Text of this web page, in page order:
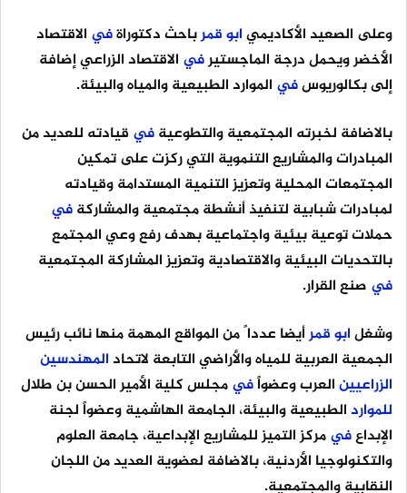
وعلى الصعيد الأكاديميابوقمرباحث دكتوراةفي الاقتصاد
الأخضر ويحمل درجة الماجستيرفي الاقتصاد الزراعي إضافة
إلى بكالوريوسفي الموارد الطبيعية والمياه والبيئة.
بالاضافة لخبرته المجتمعية والتطوعيةفي قيادته للعديد من
المبادرات والمشاريع التنموية التي ركزت على تمكين
المجتمعات المحلية وتعزيز التنمية المستدامة وقيادته
لمبادرات شبابية لتنفيذ أنشطة مجتمعية والمشاركةفي
حملات توعية بيئية واجتماعية بهدف رفع وعي المجتمع
بالتحديات البيئية والاقتصادية وتعزيز المشاركة المجتمعية
في صنع القرار.
وشغلابوقمرأيضا عددا ً من المواقع المهمة منها نائب رئيس
الجمعية العربية للمياه والأراضي التابعة لاتحادالمهندسين
الزراعيينالعرب وعضواًفيمجلس كلية الأمير الحسن بن طلال
للمواردالطبيعية والبيئة، الجامعة الهاشمية وعضواً لجنة
الإبداعفيمركز التميز للمشاريع الإبداعية، جامعة العلوم
والتكنولوجيا الأردنية، بالاضافة لعضوية العديد من اللجان
النقابية والمجتمعية.